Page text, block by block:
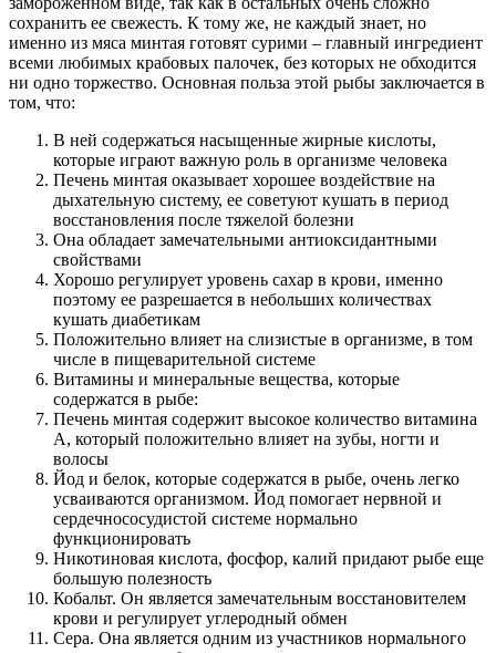
сохранить ее свежесть. К тому же, не каждый знает, но
именно из мяса минтая готовят сурими – главный ингредиент
всеми любимых крабовых палочек, без которых не обходится
ни одно торжество. Основная польза этой рыбы заключается в
том, что:
В ней содержаться насыщенные жирные кислоты,
которые играют важную роль в организме человека
Печень минтая оказывает хорошее воздействие на
дыхательную систему, ее советуют кушать в период
восстановления после тяжелой болезни
Она обладает замечательными антиоксидантными
свойствами
Хорошо регулирует уровень сахар в крови, именно
поэтому ее разрешается в небольших количествах
кушать диабетикам
Положительно влияет на слизистые в организме, в том
числе в пищеварительной системе
Витамины и минеральные вещества, которые
содержатся в рыбе:
Печень минтая содержит высокое количество витамина
А, который положительно влияет на зубы, ногти и
волосы
Йод и белок, которые содержатся в рыбе, очень легко
усваиваются организмом. Йод помогает нервной и
сердечнососудистой системе нормально
функционировать
Никотиновая кислота, фосфор, калий придают рыбе еще
большую полезность
Кобальт. Он является замечательным восстановителем
крови и регулирует углеродный обмен
Сера. Она является одним из участников нормального